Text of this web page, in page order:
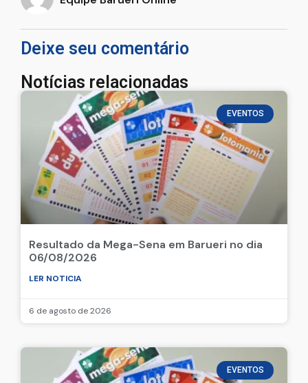
Deixe seu comentário
Notícias relacionadas
EVENTOS
Resultado da Mega-Sena em Barueri no dia
06/08/2026
LER NOTICIA
6 de agosto de 2026
EVENTOS